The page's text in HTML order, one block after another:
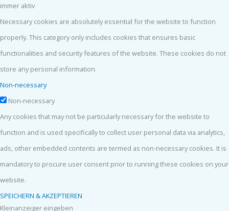
immer aktiv
Necessary cookies are absolutely essential for the website to function
properly. This category only includes cookies that ensures basic
functionalities and security features of the website. These cookies do not
store any personal information.
Non-necessary
Non-necessary
Any cookies that may not be particularly necessary for the website to
function and is used specifically to collect user personal data via analytics,
ads, other embedded contents are termed as non-necessary cookies. It is
mandatory to procure user consent prior to running these cookies on your
website.
SPEICHERN & AKZEPTIEREN
Kleinanzeiger eingeben